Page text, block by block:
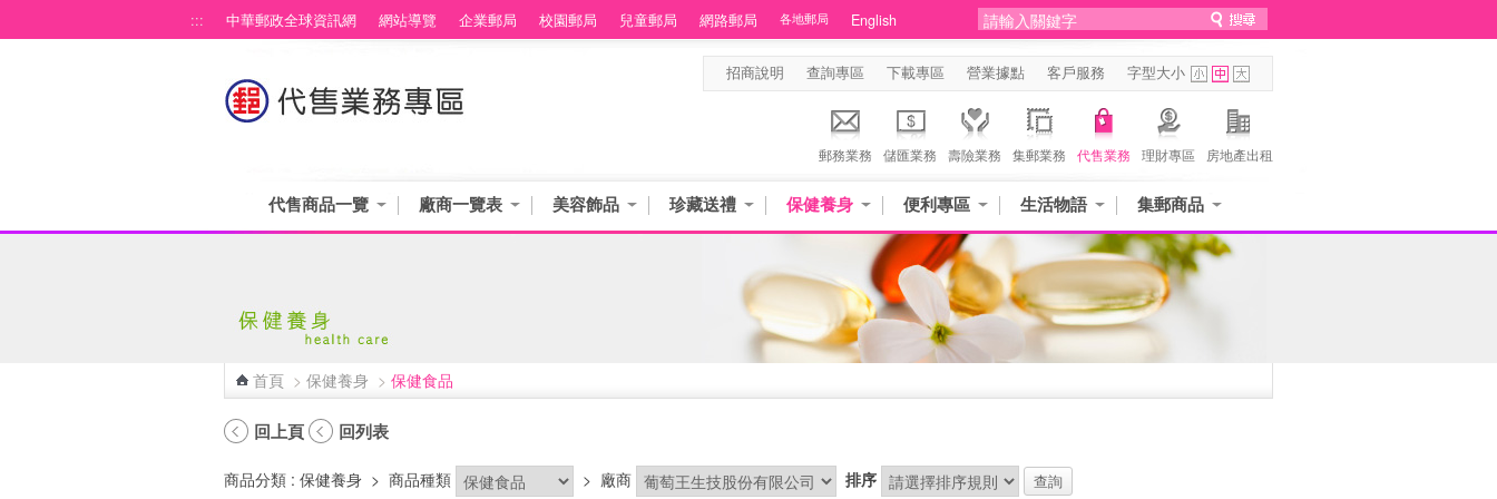
::: 中華郵政全球資訊網 網站導覽 企業郵局 校園郵局 兒童郵局 網路郵局 各地郵局 English
招商說明 查詢專區 下載專區 營業據點 客戶服務 字型大小
郵務業務 儲匯業務 壽險業務 集郵業務 代售業務 理財專區 房地產出租
代售商品一覽 廠商一覽表 美容飾品 珍藏送禮 保健養身 便利專區 生活物語 集郵商品
首頁 > 保健養身 > 保健食品
回上頁 回列表
商品分類 : 保健養身 > 商品種類 > 廠商 排序